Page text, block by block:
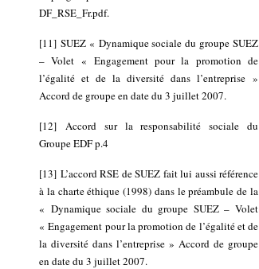
DF_RSE_Fr.pdf.
[11] SUEZ « Dynamique sociale du groupe SUEZ
– Volet « Engagement pour la promotion de
l’égalité et de la diversité dans l’entreprise »
Accord de groupe en date du 3 juillet 2007.
[12] Accord sur la responsabilité sociale du
Groupe EDF p.4
[13] L’accord RSE de SUEZ fait lui aussi référence
à la charte éthique (1998) dans le préambule de la
« Dynamique sociale du groupe SUEZ – Volet
« Engagement pour la promotion de l’égalité et de
la diversité dans l’entreprise » Accord de groupe
en date du 3 juillet 2007.